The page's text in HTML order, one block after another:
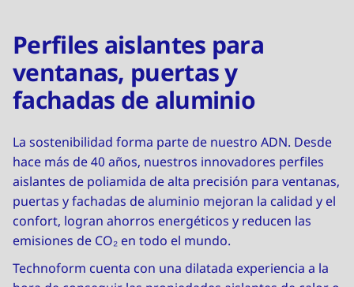
Perfiles aislantes para
ventanas, puertas y
fachadas de aluminio
La sostenibilidad forma parte de nuestro ADN. Desde
hace más de 40 años, nuestros innovadores perfiles
aislantes de poliamida de alta precisión para ventanas,
puertas y fachadas de aluminio mejoran la calidad y el
confort, logran ahorros energéticos y reducen las
emisiones de CO₂ en todo el mundo.
Technoform cuenta con una dilatada experiencia a la